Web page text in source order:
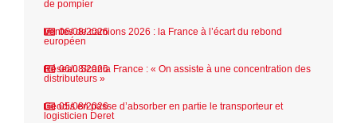
de pompier
06/08/2026
Ventes de camions 2026 : la France à l’écart du rebond
européen
06/08/2026
Réseau Scania France : « On assiste à une concentration des
distributeurs »
05/08/2026
Geodis en passe d’absorber en partie le transporteur et
logisticien Deret